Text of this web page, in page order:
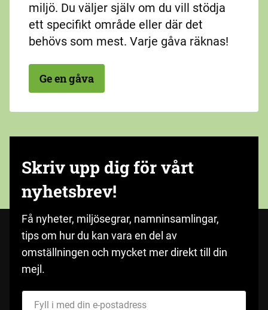
miljö. Du väljer själv om du vill stödja
ett specifikt område eller där det
behövs som mest. Varje gåva räknas!
Ge en gåva
Skriv upp dig för vårt
nyhetsbrev!
Få nyheter, miljösegrar, namninsamlingar,
tips om hur du kan vara en del av
omställningen och mycket mer direkt till din
mejl.